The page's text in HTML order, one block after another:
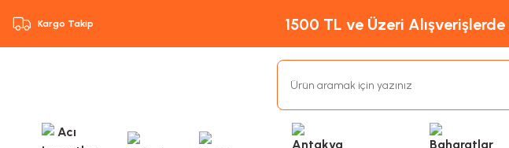
Kargo Takip 1500 TL ve Üzeri Alışverişlerde